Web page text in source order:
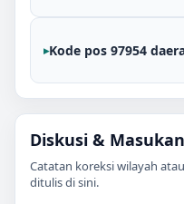
Kode pos 97954
Diskusi & Masukan
Catatan koreksi wilayah
ditulis di sini.